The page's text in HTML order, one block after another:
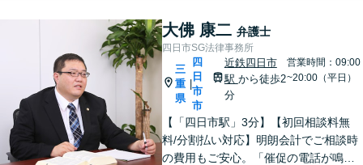
大佛 康二 弁護士
四日市SG法律事務所
三
重
県
四
日
市
市
近鉄四日市
駅 から徒歩2
分
営業時間：09:00
~20:00（平日）
【「四日市駅」3分】【初回相談料無
料/分割払い対応】明朗会計でご相談時
の費用もご安心。「催促の電話が鳴り